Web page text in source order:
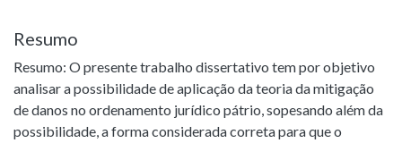
Resumo
Resumo: O presente trabalho dissertativo tem por objetivo
analisar a possibilidade de aplicação da teoria da mitigação
de danos no ordenamento jurídico pátrio, sopesando além da
possibilidade, a forma considerada correta para que o